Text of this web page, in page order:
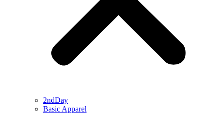
2ndDay
Basic Apparel